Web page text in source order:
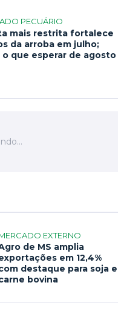
PECUÁRIO
mais restrita fortalece
da arroba em julho;
o que esperar de agosto
EXTERNO
de MS amplia
em 12,4%
destaque para soja e
bovina